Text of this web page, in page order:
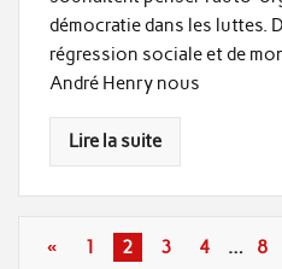
démocratie dans les luttes.
régression sociale et de
André Henry nous
Lire la suite
« 1 2 3 4 … 8